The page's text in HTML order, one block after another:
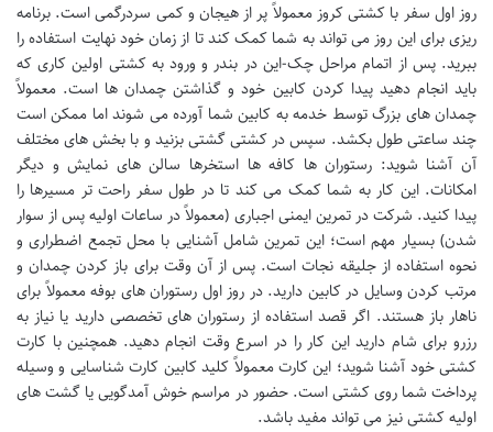
روز اول سفر با کشتی کروز معمولاً پر از هیجان و کمی سردرگمی است. برنامه
ریزی برای این روز می تواند به شما کمک کند تا از زمان خود نهایت استفاده را
ببرید. پس از اتمام مراحل چک-این در بندر و ورود به کشتی اولین کاری که
باید انجام دهید پیدا کردن کابین خود و گذاشتن چمدان ها است. معمولاً
چمدان های بزرگ توسط خدمه به کابین شما آورده می شوند اما ممکن است
چند ساعتی طول بکشد. سپس در کشتی گشتی بزنید و با بخش های مختلف
آن آشنا شوید: رستوران ها کافه ها استخرها سالن های نمایش و دیگر
امکانات. این کار به شما کمک می کند تا در طول سفر راحت تر مسیرها را
پیدا کنید. شرکت در تمرین ایمنی اجباری (معمولاً در ساعات اولیه پس از سوار
شدن) بسیار مهم است؛ این تمرین شامل آشنایی با محل تجمع اضطراری و
نحوه استفاده از جلیقه نجات است. پس از آن وقت برای باز کردن چمدان و
مرتب کردن وسایل در کابین دارید. در روز اول رستوران های بوفه معمولاً برای
ناهار باز هستند. اگر قصد استفاده از رستوران های تخصصی دارید یا نیاز به
رزرو برای شام دارید این کار را در اسرع وقت انجام دهید. همچنین با کارت
کشتی خود آشنا شوید؛ این کارت معمولاً کلید کابین کارت شناسایی و وسیله
پرداخت شما روی کشتی است. حضور در مراسم خوش آمدگویی یا گشت های
اولیه کشتی نیز می تواند مفید باشد.